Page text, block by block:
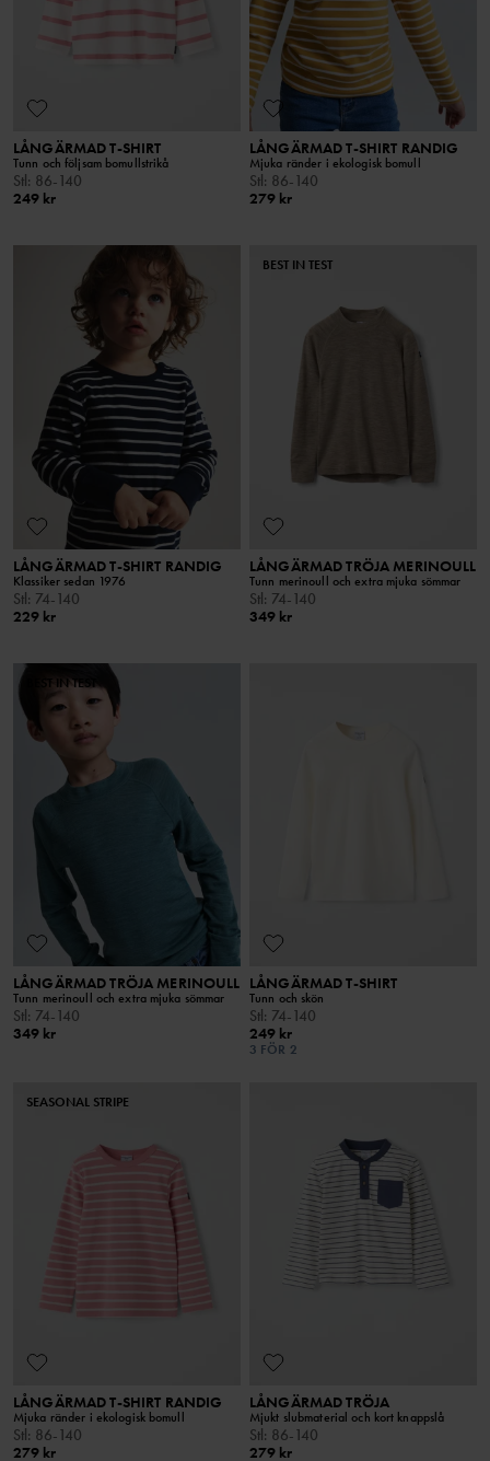
LÅNGÄRMAD T-SHIRT
Tunn och följsam bomullstrikå
Stl : 86-140
249 kr
LÅNGÄRMAD T-SHIRT RANDIG
Mjuka ränder i ekologisk bomull
Stl : 86-140
279 kr
LÅNGÄRMAD T-SHIRT RANDIG
Klassiker sedan 1976
Stl: 74-140
229 kr
BEST IN TEST
LÅNGÄRMAD TRÖJA MERINOULL
Tunn merinoull och extra mjuka sömmar
Stl: 74-140
349 kr
BEST IN TEST
LÅNGÄRMAD TRÖJA MERINOULL
Tunn merinoull och extra mjuka sömmar
Stl: 74-140
349 kr
LÅNGÄRMAD T-SHIRT
Tunn och skön
Stl: 74-140
249 kr
3 FÖR 2
SEASONAL STRIPE
LÅNGÄRMAD T-SHIRT RANDIG
Mjuka ränder i ekologisk bomull
Stl: 86-140
279 kr
LÅNGÄRMAD TRÖJA
Mjukt slubmaterial och kort knappslå
Stl: 86-140
279 kr